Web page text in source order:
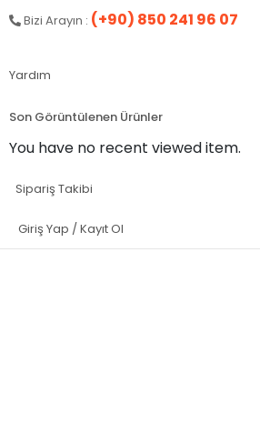
Bizi Arayın : (+90) 850 241 96 07
Yardım
Son Görüntülenen Ürünler
You have no recent viewed item.
Sipariş Takibi
Giriş Yap / Kayıt Ol